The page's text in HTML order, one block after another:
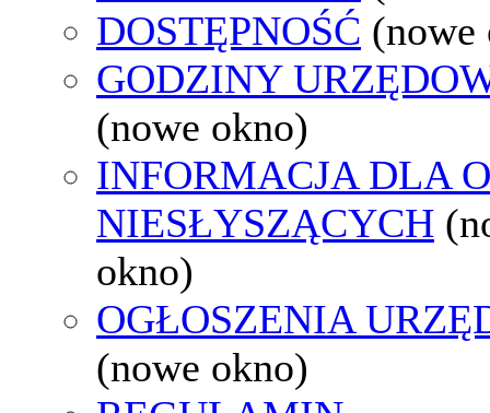
DOSTĘPNOŚĆ (nowe
GODZINY
(nowe okno)
INFORMACJA DLA
NIESŁYSZĄCYCH
okno)
OGŁOSZENIA
(nowe okno)